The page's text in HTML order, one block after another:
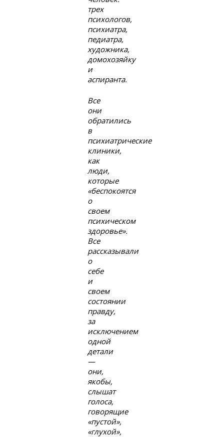
трех
психологов,
психиатра,
педиатра,
художника,
домохозяйку
и
аспиранта.
Все
они
обратились
в
психиатрические
клиники,
как
люди,
которые
«беспокоятся
о
своем
психическом
здоровье».
Все
рассказывали
о
себе
и
своем
состоянии
правду,
за
исключением
одной
детали
—
они,
якобы,
слышат
голоса,
говорящие
«пустой»,
«глухой»,